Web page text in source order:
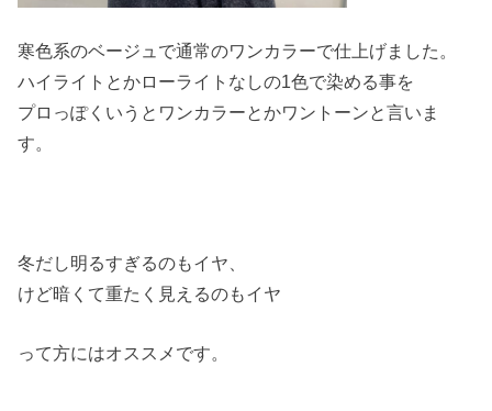
寒色系のベージュで通常のワンカラーで仕上げました。
ハイライトとかローライトなしの1色で染める事を
プロっぽくいうとワンカラーとかワントーンと言いま
す。
冬だし明るすぎるのもイヤ、
けど暗くて重たく見えるのもイヤ
って方にはオススメです。